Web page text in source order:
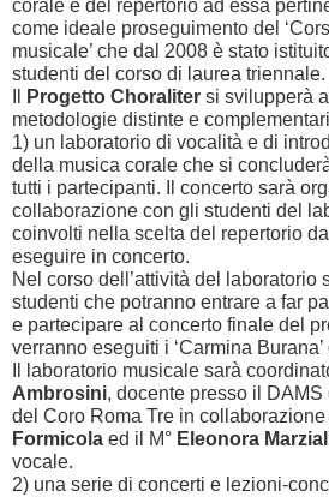
corale e del repertorio ad essa
come ideale proseguimento del
musicale’ che dal 2008 è stato
studenti del corso di laurea triennale.
Progetto Choraliter si svilupperà
metodologie distinte e
1) un laboratorio di vocalità e di
della musica corale che si
tutti i partecipanti. Il concerto sarà
collaborazione con gli studenti del
coinvolti nella scelta del repertorio
eseguire in concerto.
Nel corso dell’attività del laboratorio
studenti che potranno entrare a far
e partecipare al concerto finale del
verranno eseguiti i ‘Carmina Burana’
Il laboratorio musicale sarà
Ambrosini, docente presso il
del Coro Roma Tre in collaborazione
Formicola ed il M° Eleonora
vocale.
2) una serie di concerti e lezioni-